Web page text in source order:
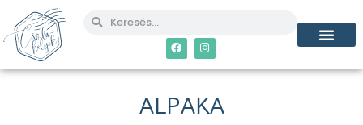
ALPAKA